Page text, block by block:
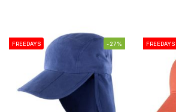
FREEDAYS -27% FREEDAYS